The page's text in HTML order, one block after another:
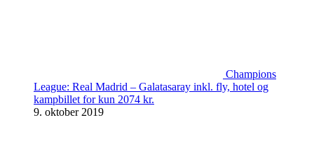
Champions
League: Real Madrid – Galatasaray inkl. fly, hotel og
kampbillet for kun 2074 kr.
9. oktober 2019